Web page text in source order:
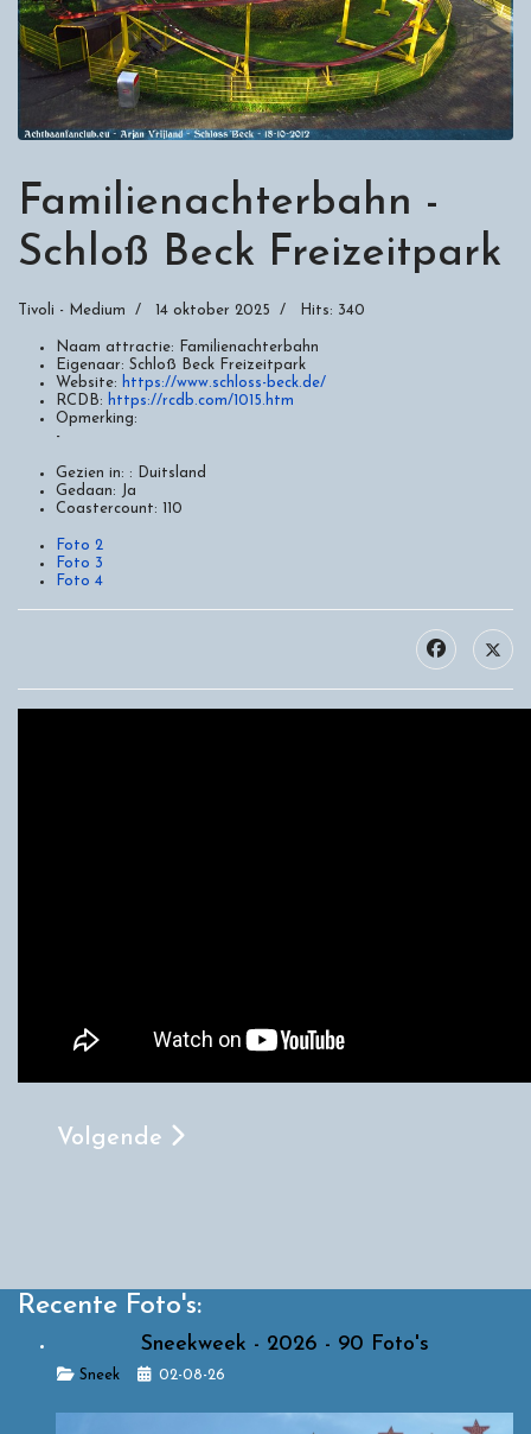
Familienachterbahn -
Schloß Beck Freizeitpark
Tivoli - Medium 14 oktober 2025 Hits: 340
Naam attractie:
Familienachterbahn
Eigenaar: Schloß Beck Freizeitpark
Website: https://www.schloss-beck.de/
RCDB: https://rcdb.com/1015.htm
Opmerking:
-
Gezien in: :
Duitsland
Gedaan: Ja
Coastercount: 110
Foto 2
Foto 3
Foto 4
Volgende Artikel: Ladybird - Lightwater
Volgende
Recente Foto's:
Sneekweek - 2026 - 90 Foto's
Details
Sneek 02-08-26